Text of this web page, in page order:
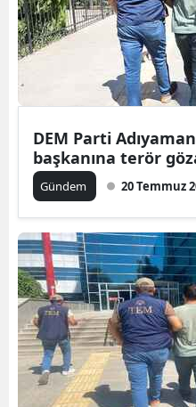
DEM Parti
başkanına terör
Gündem 20 Temmuz